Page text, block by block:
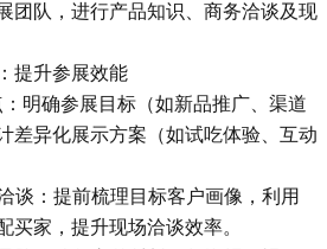
团队，进行产品知识、商务洽谈及现
提升参展效能
明确参展目标（如新品推广、渠道
差异化展示方案（如试吃体验、互动
谈：提前梳理目标客户画像，利用
买家，提升现场洽谈效率。